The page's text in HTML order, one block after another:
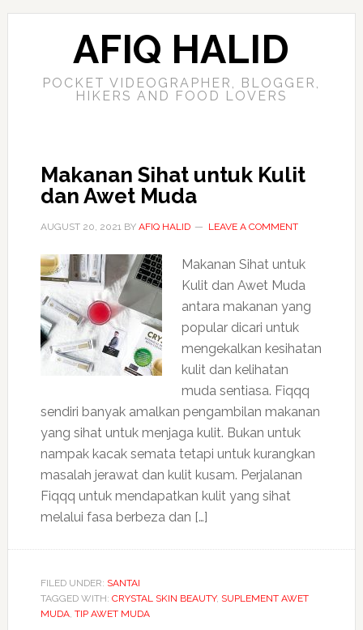
AFIQ HALID
POCKET VIDEOGRAPHER, BLOGGER,
HIKERS AND FOOD LOVERS
Makanan Sihat untuk Kulit
dan Awet Muda
AUGUST 20, 2021BY AFIQ HALID LEAVE A COMMENT
Makanan Sihat untuk
Kulit dan Awet Muda
antara makanan yang
popular dicari untuk
mengekalkan kesihatan
kulit dan kelihatan
muda sentiasa. Fiqqq
sendiri banyak amalkan pengambilan makanan
yang sihat untuk menjaga kulit. Bukan untuk
nampak kacak semata tetapi untuk kurangkan
masalah jerawat dan kulit kusam. Perjalanan
Fiqqq untuk mendapatkan kulit yang sihat
melalui fasa berbeza dan […]
FILED UNDER: SANTAI
TAGGED WITH: CRYSTAL SKIN BEAUTY, SUPLEMENT AWET
MUDA, TIP AWET MUDA